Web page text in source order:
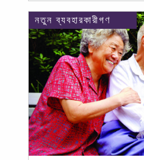
নতুন ব্যবহারকারীগণ